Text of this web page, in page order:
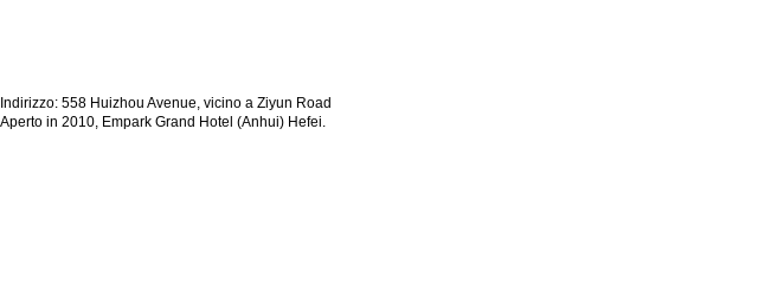
Indirizzo: 558 Huizhou Avenue, vicino a Ziyun Road
Aperto in 2010, Empark Grand Hotel (Anhui) Hefei.